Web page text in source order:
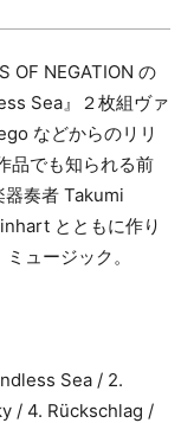
OF NEGATION の
Sea』２枚組ヴァ
などからのリリ
品でも知られる前
奏者 Takumi
とともに作り
ュージック。
Sea / 2.
/ 4. Rückschlag /